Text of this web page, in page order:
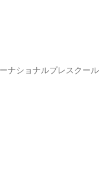
ナショナルプレスクール